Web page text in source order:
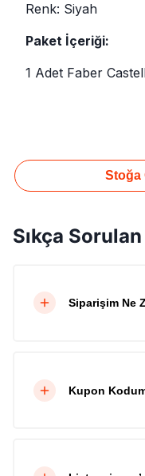
Renk: Siyah
Paket İçeriği:
1 Adet Faber
Stoğa
Sıkça
Siparişim Ne
Kupon